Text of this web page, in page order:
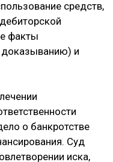
средств,
факты
и
о банкротстве
Суд
иска,